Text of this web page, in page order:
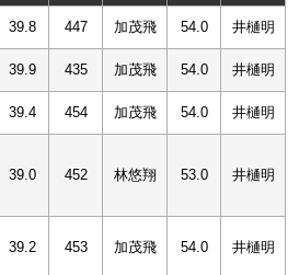
39.8 447 加茂飛 54.0 井樋明
39.9 435 加茂飛 54.0 井樋明
39.4 454 加茂飛 54.0 井樋明
39.0 452 林悠翔 53.0 井樋明
39.2 453 加茂飛 54.0 井樋明